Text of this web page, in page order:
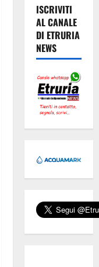
ISCRIVITI
AL CANALE
DI ETRURIA
NEWS